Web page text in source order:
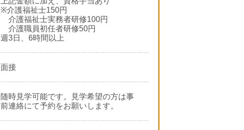
※介護福祉士150円
介護福祉士実務者研修100円
介護職員初任者研修50円
週3日、6時間以上
面接
随時見学可能です。見学希望の方は事
前連絡にて予約をお願いします。